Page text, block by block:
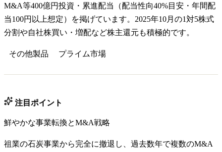
M&A等400億円投資・累進配当（配当性向40%目安・年間配
当100円以上想定）を掲げています。2025年10月の1対5株式
分割や自社株買い・増配など株主還元も積極的です。
その他製品 プライム市場
注目ポイント
鮮やかな事業転換とM&A戦略
祖業の石炭事業から完全に撤退し、過去数年で複数のM&A